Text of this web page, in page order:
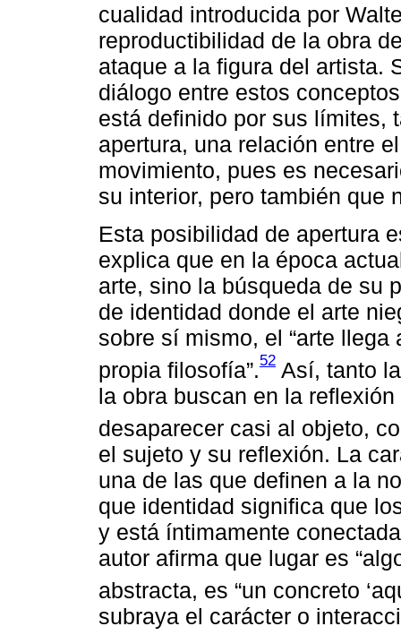
cualidad introducida por
reproductibilidad de la obra
ataque a la figura del artista.
diálogo entre estos
está definido por sus límites,
apertura, una relación entre
movimiento, pues es
su interior, pero también que
Esta posibilidad de apertura
explica que en la época
arte, sino la búsqueda de su
de identidad donde el arte
sobre sí mismo, el “arte
propia filosofía”.52 Así, tanto
la obra buscan en la
desaparecer casi al objeto,
el sujeto y su reflexión. La
una de las que definen a la
que identidad significa que
y está íntimamente
autor afirma que lugar es
abstracta, es “un concreto
subraya el carácter o